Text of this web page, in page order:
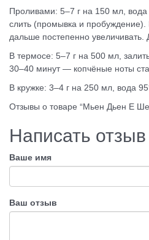
Проливами: 5–7 г на 150 мл,
слить (промывка и
дальше постепенно увеличивать.
В термосе: 5–7 г на 500 мл,
30–40 минут — копчёные ноты
В кружке: 3–4 г на 250 мл, вода
Отзывы о товаре “Мьен Дьен Е
Написать отзыв
Ваше имя
Ваш отзыв